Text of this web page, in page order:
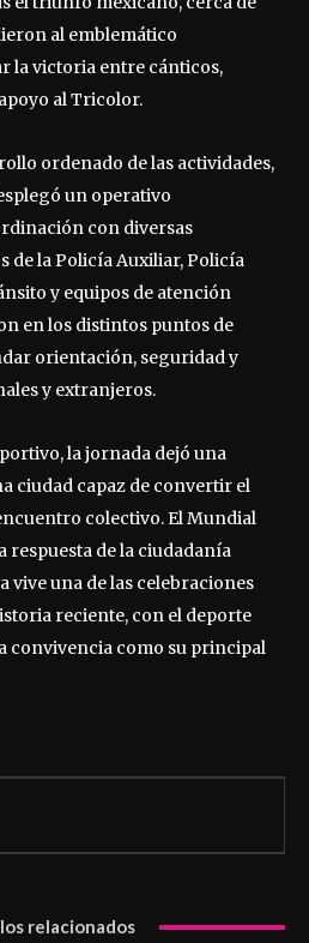
al emblemático
la victoria entre cánticos,
al Tricolor.
ordenado de las actividades,
un operativo
con diversas
de la Policía Auxiliar, Policía
y equipos de atención
en los distintos puntos de
orientación, seguridad y
y extranjeros.
la jornada dejó una
ciudad capaz de convertir el
colectivo. El Mundial
respuesta de la ciudadanía
vive una de las celebraciones
reciente, con el deporte
convivencia como su principal
relacionados